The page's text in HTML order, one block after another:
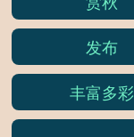
发布
丰富多彩